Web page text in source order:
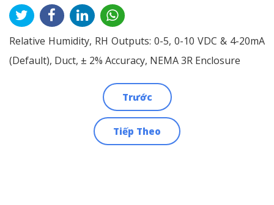
Relative Humidity, RH Outputs: 0-5, 0-10 VDC & 4-20mA
(Default), Duct, ± 2% Accuracy, NEMA 3R Enclosure
Trước
Tiếp Theo